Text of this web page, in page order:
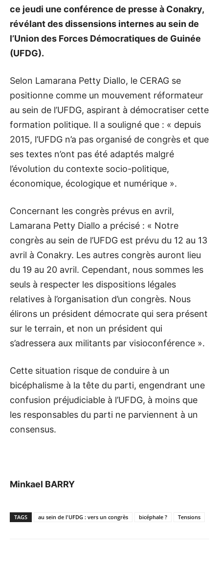
ce jeudi une conférence de presse à Conakry,
révélant des dissensions internes au sein de
l’Union des Forces Démocratiques de Guinée
(UFDG).
Selon Lamarana Petty Diallo, le CERAG se
positionne comme un mouvement réformateur
au sein de l’UFDG, aspirant à démocratiser cette
formation politique. Il a souligné que : « depuis
2015, l’UFDG n’a pas organisé de congrès et que
ses textes n’ont pas été adaptés malgré
l’évolution du contexte socio-politique,
économique, écologique et numérique ».
Concernant les congrès prévus en avril,
Lamarana Petty Diallo a précisé : « Notre
congrès au sein de l’UFDG est prévu du 12 au 13
avril à Conakry. Les autres congrès auront lieu
du 19 au 20 avril. Cependant, nous sommes les
seuls à respecter les dispositions légales
relatives à l’organisation d’un congrès. Nous
élirons un président démocrate qui sera présent
sur le terrain, et non un président qui
s’adressera aux militants par visioconférence ».
Cette situation risque de conduire à un
bicéphalisme à la tête du parti, engendrant une
confusion préjudiciable à l’UFDG, à moins que
les responsables du parti ne parviennent à un
consensus.
Minkael BARRY
TAGS au sein de l'UFDG : vers un congrès bicéphale ? Tensions